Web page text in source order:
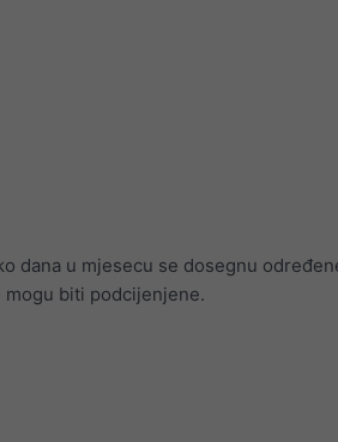
dana u mjesecu se dosegnu
biti podcijenjene.